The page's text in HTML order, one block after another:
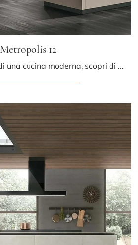
Metropolis 12
Se sei alla ricerca di una cucina moderna, scopri di più sul modello Metropolis 12 Stosa.